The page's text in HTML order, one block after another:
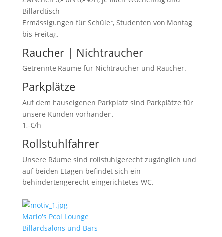
Billardtisch
Ermässigungen für Schüler, Studenten von Montag
bis Freitag.
Raucher | Nichtraucher
Getrennte Räume für Nichtraucher und Raucher.
Parkplätze
Auf dem hauseigenen Parkplatz sind Parkplätze für
unsere Kunden vorhanden.
1,-€/h
Rollstuhlfahrer
Unsere Räume sind rollstuhlgerecht zugänglich und
auf beiden Etagen befindet sich ein
behindertengerecht eingerichtetes WC.
Mario's Pool Lounge
Billardsalons und Bars